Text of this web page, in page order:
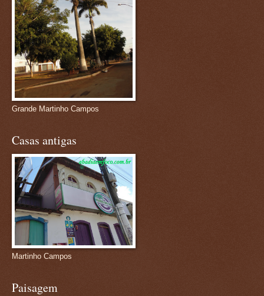
Grande Martinho Campos
Casas antigas
Martinho Campos
Paisagem